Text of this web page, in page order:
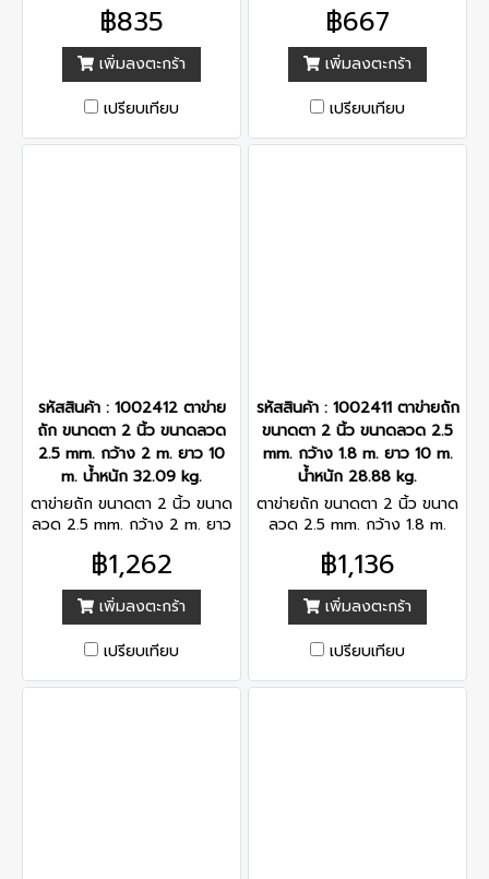
฿835
เพิ่มลงตะกร้า
เปรียบเทียบ
฿667
เพิ่มลงตะกร้า
เปรียบเทียบ
รหัสสินค้า : 1002412 ตาข่าย
ถัก ขนาดตา 2 นิ้ว ขนาดลวด
2.5 mm. กว้าง 2 m. ยาว 10
m. น้ำหนัก 32.09 kg.
ตาข่ายถัก ขนาดตา 2 นิ้ว ขนาด
ลวด 2.5 mm. กว้าง 2 m. ยาว
฿1,262
เพิ่มลงตะกร้า
เปรียบเทียบ
รหัสสินค้า : 1002411 ตาข่ายถัก
ขนาดตา 2 นิ้ว ขนาดลวด 2.5
mm. กว้าง 1.8 m. ยาว 10 m.
น้ำหนัก 28.88 kg.
ตาข่ายถัก ขนาดตา 2 นิ้ว ขนาด
ลวด 2.5 mm. กว้าง 1.8 m.
฿1,136
เพิ่มลงตะกร้า
เปรียบเทียบ